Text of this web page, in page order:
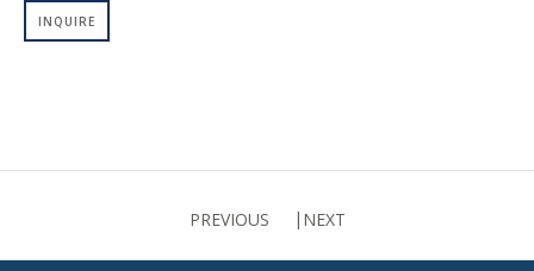
TALISMAN
INQUIRE
PREVIOUS NEXT